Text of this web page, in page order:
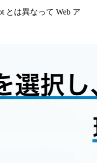
とは異なって Web ア